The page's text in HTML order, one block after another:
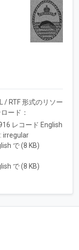
/ RTF 形式のリソー
ード：
レコード English
irregular
で (8 KB)
で (8 KB)